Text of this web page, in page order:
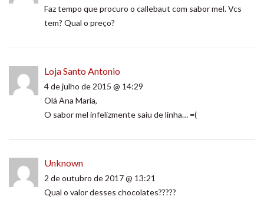
Faz tempo que procuro o callebaut com sabor mel. Vcs
tem? Qual o preço?
Loja Santo Antonio
4 de julho de 2015 @ 14:29
Olá Ana Maria,
O sabor mel infelizmente saiu de linha… =(
Unknown
2 de outubro de 2017 @ 13:21
Qual o valor desses chocolates?????